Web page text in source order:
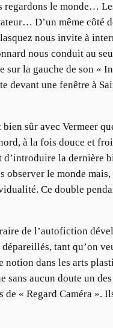
regardons le monde…
D’un même côté
nous invite à
nous conduit au
la gauche de son «
devant une fenêtre à
sûr avec Vermeer
à la fois douce et
d’introduire la dernière
observer le monde
Ce double
de l’autofiction
tant qu’on
notion dans les arts
aucun doute un
« Regard Caméra ».